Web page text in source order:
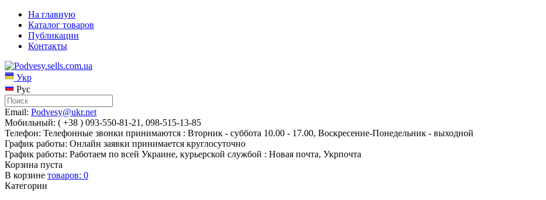
На главную
Каталог товаров
Публикации
Контакты
Укр
Рус
Email: Podvesy@ukr.net
Мобильный: ( +38 ) 093-550-81-21, 098-515-13-85
Телефон: Телефонные звонки принимаются : Вторник - суббота 10.00 - 17.00, Воскресение-Понедельник - выходной
График работы: Онлайн заявки принимается круглосуточно
График работы: Работаем по всей Украине, курьерской службой : Новая почта, Укрпочта
Корзина пуста
В корзине товаров: 0
Категории